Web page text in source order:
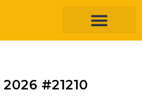
#21210